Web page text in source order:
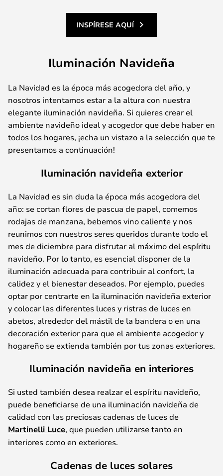
INSPÍRESE AQUÍ
Iluminación Navideña
La Navidad es la época más acogedora del año, y
nosotros intentamos estar a la altura con nuestra
elegante iluminación navideña. Si quieres crear el
ambiente navideño ideal y acogedor que debe haber en
todos los hogares, ¡echa un vistazo a la selección que te
presentamos a continuación!
Iluminación navideña exterior
La Navidad es sin duda la época más acogedora del
año: se cortan flores de pascua de papel, comemos
rodajas de manzana, bebemos vino caliente y nos
reunimos con nuestros seres queridos durante todo el
mes de diciembre para disfrutar al máximo del espíritu
navideño. Por lo tanto, es esencial disponer de la
iluminación adecuada para contribuir al confort, la
calidez y el bienestar deseados. Por ejemplo, puedes
optar por centrarte en la iluminación navideña exterior
y colocar las diferentes luces y ristras de luces en
abetos, alrededor del mástil de la bandera o en una
decoración exterior para que el ambiente acogedor y
hogareño se extienda también por tus zonas exteriores.
Iluminación navideña en interiores
Si usted también desea realzar el espíritu navideño,
puede beneficiarse de una iluminación navideña de
calidad con las preciosas cadenas de luces de
Martinelli Luce, que pueden utilizarse tanto en
interiores como en exteriores.
Cadenas de luces solares